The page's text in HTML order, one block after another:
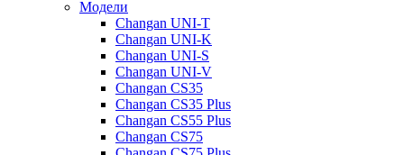
Модели
Changan UNI-T
Changan UNI-K
Changan UNI-S
Changan UNI-V
Changan CS35
Changan CS35 Plus
Changan CS55 Plus
Changan CS75